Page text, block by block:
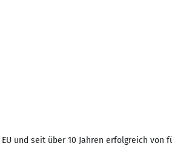
und seit über 10 Jahren erfolgreich von